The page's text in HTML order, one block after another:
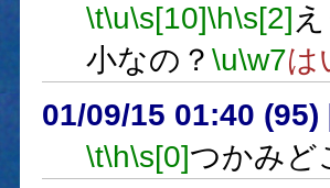
\t\u\s[10]\h\s[2]
小なの？ \u\w7は
01/09/15 01:40 (95)
\t\h\s[0]つかみど